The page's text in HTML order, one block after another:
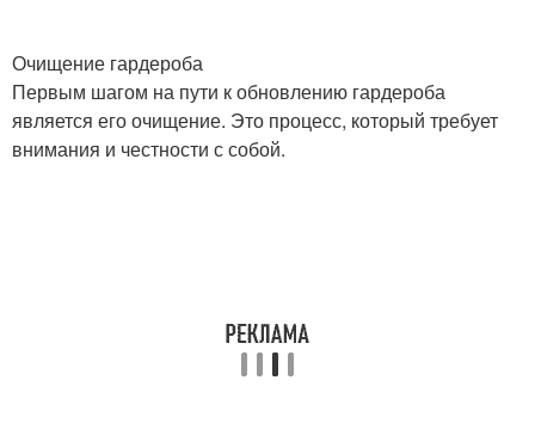
Очищение гардероба
Первым шагом на пути к обновлению гардероба
является его очищение. Это процесс, который требует
внимания и честности с собой.